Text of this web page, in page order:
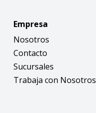
Empresa
Nosotros
Contacto
Sucursales
Trabaja con Nosotros